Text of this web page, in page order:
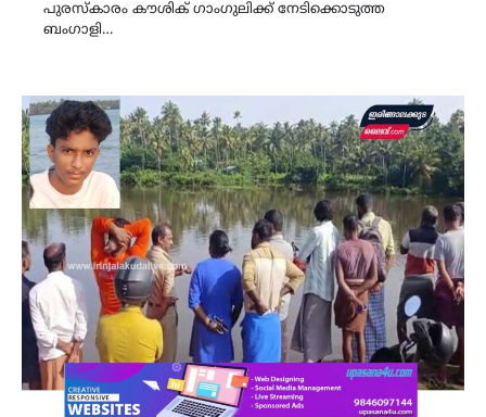
പുരസ്കാരം കൗശിക് ഗാംഗുലിക്ക് നേടിക്കൊടുത്ത
ബംഗാളി…